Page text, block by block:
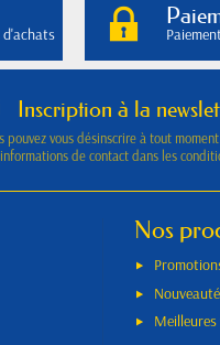
d'achats
Inscription à la
pouvez vous désinscrire à tout
de contact dans les
Nos